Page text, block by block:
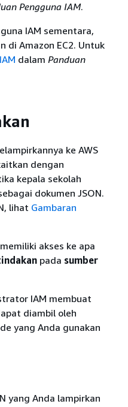
Pengguna IAM.
IAM sementara,
di Amazon EC2. Untuk
dalam Panduan
ke AWS
dengan
kepala sekolah
dokumen JSON.
lihat Gambaran
akses ke apa
pada sumber
IAM membuat
diambil oleh
yang Anda gunakan
yang Anda lampirkan